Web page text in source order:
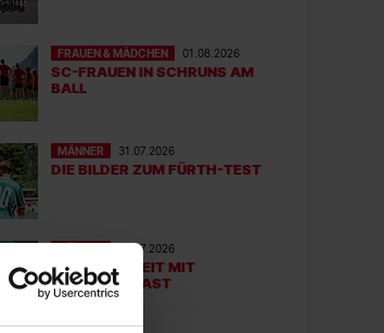
FRAUEN & MÄDCHEN 01.08.2026
SC-FRAUEN IN SCHRUNS AM
BALL
MÄNNER 31.07.2026
DIE BILDER ZUM FÜRTH-TEST
31.07.2026
LETZTE EINHEIT MIT
TRAININGSGAST